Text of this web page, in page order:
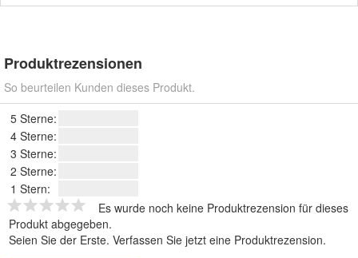
Produktrezensionen
So beurteilen Kunden dieses Produkt.
5 Sterne:
4 Sterne:
3 Sterne:
2 Sterne:
1 Stern:
Es wurde noch keine Produktrezension für dieses
Produkt abgegeben.
Seien Sie der Erste. Verfassen Sie jetzt eine Produktrezension.